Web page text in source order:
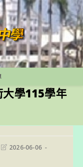
學115學年
Post2026-06-06